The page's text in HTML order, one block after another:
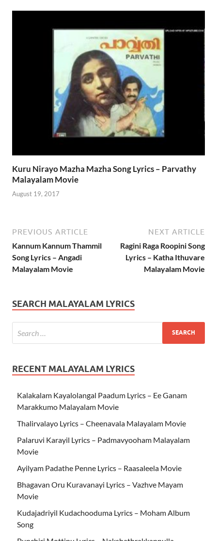
Kuru Nirayo Mazha Mazha Song Lyrics – Parvathy
Malayalam Movie
August 19, 2017
PREVIOUS ARTICLE
Kannum Kannum Thammil
Song Lyrics – Angadi
Malayalam Movie
NEXT ARTICLE
Ragini Raga Roopini Song
Lyrics – Katha Ithuvare
Malayalam Movie
SEARCH MALAYALAM LYRICS
RECENT MALAYALAM LYRICS
Kalakalam Kayalolangal Paadum Lyrics – Ee Ganam
Marakkumo Malayalam Movie
Thalirvalayo Lyrics – Cheenavala Malayalam Movie
Palaruvi Karayil Lyrics – Padmavyooham Malayalam
Movie
Ayilyam Padathe Penne Lyrics – Raasaleela Movie
Bhagavan Oru Kuravanayi Lyrics – Vazhve Mayam
Movie
Kudajadriyil Kudachooduma Lyrics – Moham Album
Song